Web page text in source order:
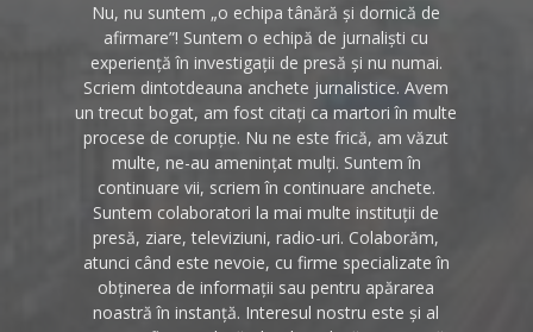
Nu, nu suntem „o echipa tânără și dornică de
afirmare”! Suntem o echipă de jurnaliști cu
experiență în investigații de presă și nu numai.
Scriem dintotdeauna anchete jurnalistice. Avem
un trecut bogat, am fost citați ca martori în multe
procese de corupție. Nu ne este frică, am văzut
multe, ne-au amenințat mulți. Suntem în
continuare vii, scriem în continuare anchete.
Suntem colaboratori la mai multe instituții de
presă, ziare, televiziuni, radio-uri. Colaborăm,
atunci când este nevoie, cu firme specializate în
obținerea de informații sau pentru apărarea
noastră în instanță. Interesul nostru este și al